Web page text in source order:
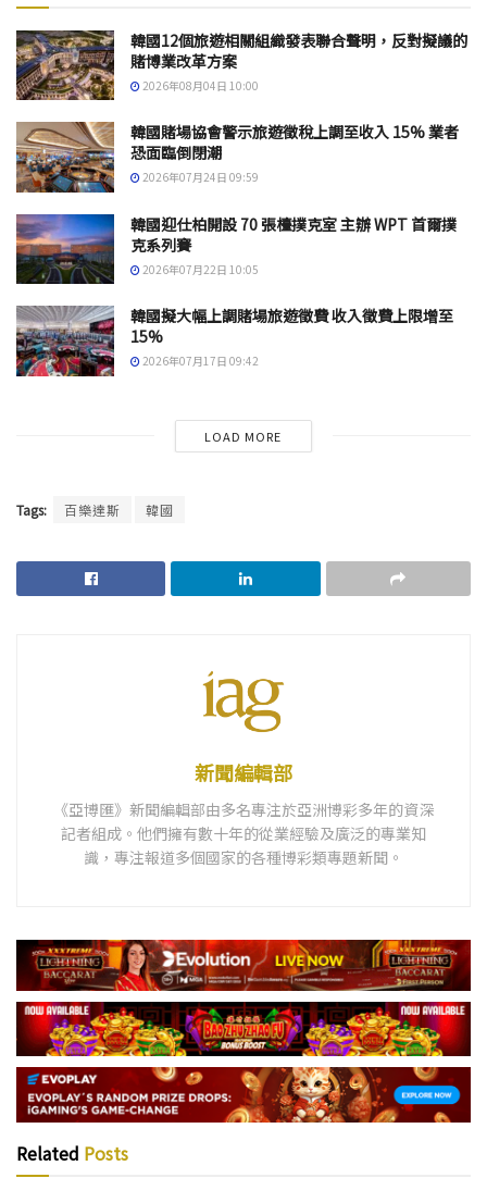
韓國12個旅遊相關組織發表聯合聲明，反對擬議的
賭博業改革方案
2026年08月04日 10:00
韓國賭場協會警示旅遊徵稅上調至收入 15% 業者
恐面臨倒閉潮
2026年07月24日 09:59
韓國迎仕柏開設 70 張檯撲克室 主辦 WPT 首爾撲
克系列賽
2026年07月22日 10:05
韓國擬大幅上調賭場旅遊徵費 收入徵費上限增至
15%
2026年07月17日 09:42
LOAD MORE
Tags: 百樂達斯 韓國
新聞編輯部
《亞博匯》新聞編輯部由多名專注於亞洲博彩多年的資深
記者組成。他們擁有數十年的從業經驗及廣泛的專業知
識，專注報道多個國家的各種博彩類專題新聞。
Related Posts